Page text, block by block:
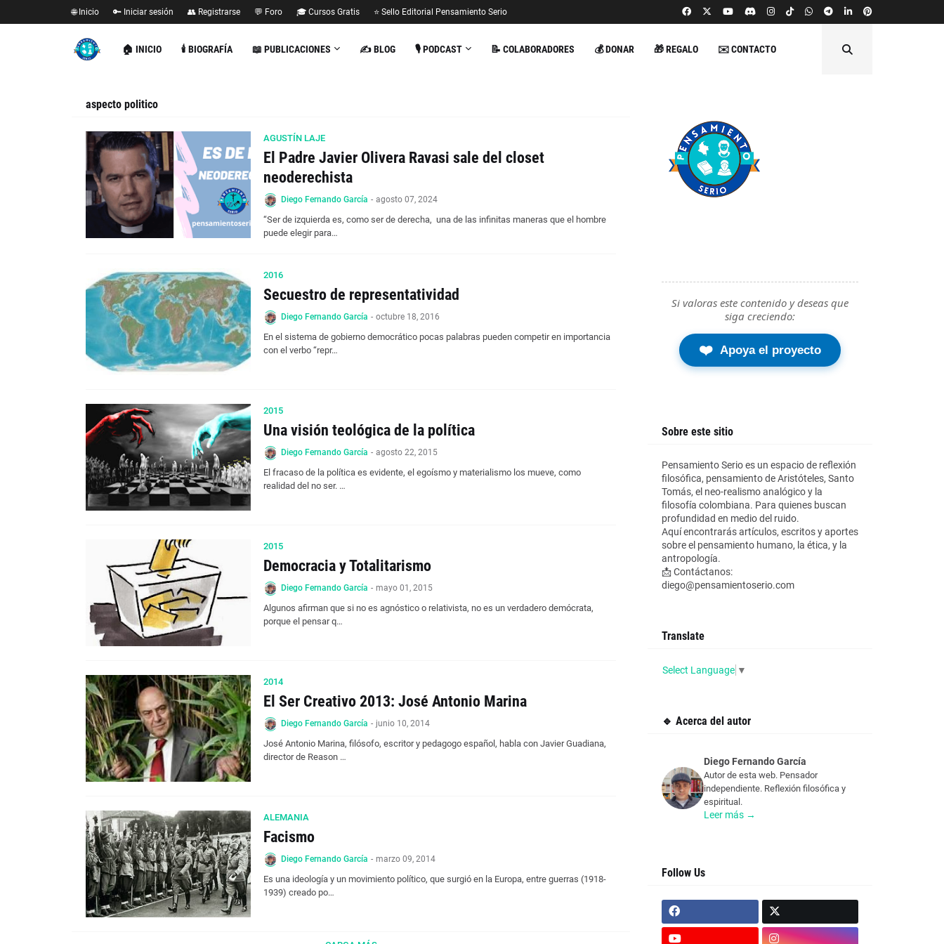
🌐 Inicio 🔑 Iniciar sesión 👥 Registrarse 💬 Foro 🎓 Cursos Gratis ⭐ Sello Editorial Pensamiento Serio
🏠 INICIO 🕯️ BIOGRAFÍA 📖 PUBLICACIONES ✍️ BLOG 🎙️ PODCAST 📝 COLABORADORES 💰 DONAR 🎁 REGALO ✉️ CONTACTO
aspecto politico
AGUSTÍN LAJE
El Padre Javier Olivera Ravasi sale del closet
neoderechista
Diego Fernando García - agosto 07, 2024
“Ser de izquierda es, como ser de derecha, una de las infinitas maneras que el hombre
puede elegir para…
2016
Secuestro de representatividad
Diego Fernando García - octubre 18, 2016
En el sistema de gobierno democrático pocas palabras pueden competir en importancia
con el verbo “repr…
2015
Una visión teológica de la política
Diego Fernando García - agosto 22, 2015
El fracaso de la política es evidente, el egoísmo y materialismo los mueve, como
realidad del no ser. …
2015
Democracia y Totalitarismo
Diego Fernando García - mayo 01, 2015
Algunos afirman que si no es agnóstico o relativista, no es un verdadero demócrata,
porque el pensar q…
2014
El Ser Creativo 2013: José Antonio Marina
Diego Fernando García - junio 10, 2014
José Antonio Marina, filósofo, escritor y pedagogo español, habla con Javier Guadiana,
director de Reason …
ALEMANIA
Facismo
Diego Fernando García - marzo 09, 2014
Es una ideología y un movimiento político, que surgió en la Europa, entre guerras (1918-
1939) creado po…
Si valoras este contenido y deseas que
siga creciendo:
❤️ Apoya el proyecto
Sobre este sitio
Pensamiento Serio es un espacio de reflexión
filosófica, pensamiento de Aristóteles, Santo
Tomás, el neo-realismo analógico y la
filosofía colombiana. Para quienes buscan
profundidad en medio del ruido.
Aquí encontrarás artículos, escritos y aportes
sobre el pensamiento humano, la ética, y la
antropología.
📩 Contáctanos:
diego@pensamientoserio.com
Translate
Select Language ▼
🔹 Acerca del autor
Diego Fernando García
Autor de esta web. Pensador
independiente. Reflexión filosófica y
espiritual.
Leer más →
Follow Us